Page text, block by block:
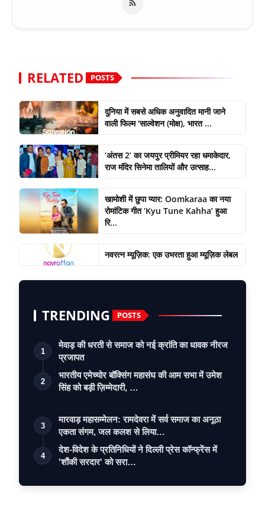
RELATED POSTS
दुनिया में सबसे अधिक अनुवादित मानी जाने
वाली फिल्म 'साल्वेशन (मोक्ष), भारत ...
‘अंतस 2’ का जयपुर प्रीमियर रहा धमाकेदार,
राज मंदिर सिनेमा तालियों और उत्साह...
खामोशी में छुपा प्यार: Oomkaraa का नया
रोमांटिक गीत ‘Kyu Tune Kahha’ हुआ
रि...
नवरत्न म्यूज़िक: एक उभरता हुआ म्यूज़िक लेबल
TRENDING POSTS
1
मेवाड़ की धरती से समाज को नई क्रांति का धावक नीरज
प्रजापत
2
भारतीय एमेच्योर बॉक्सिंग महासंघ की आम सभा में उमेश
सिंह को बड़ी ज़िम्मेदारी, …
3
मारवाड़ महासम्मेलन: रामदेवरा में सर्व समाज का अनूठा
एकता संगम, जल कलश से लिया…
4
देश-विदेश के प्रतिनिधियों ने दिल्ली प्रेस कॉन्फ्रेंस में
'शौंकी सरदार' को सरा…